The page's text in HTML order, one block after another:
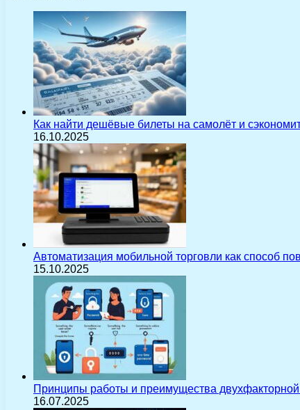
Как найти дешёвые билеты на самолёт и
16.10.2025
Автоматизация мобильной торговли как способ
15.10.2025
Принципы работы и преимущества
16.07.2025